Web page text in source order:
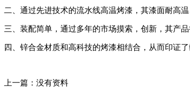
二、通过先进技术的流水线高温烤漆，其漆面耐高
三、装配简单，通过多年的市场摸索，创新，其产品
四、锌合金材质和高科技的烤漆相结合，从而印证了
上一篇： 没有资料